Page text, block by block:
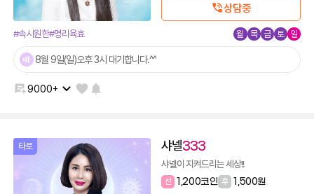
상담중
#속시원한#명리육효 월 목 금 토 일
8월 9일(일)오후 3시 대기합니다.^^
9000+
타로 샤넬333
샤넬이 지켜드리는 세상!!
선 1,200코인 후 1,500원